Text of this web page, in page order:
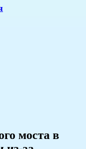
моста в